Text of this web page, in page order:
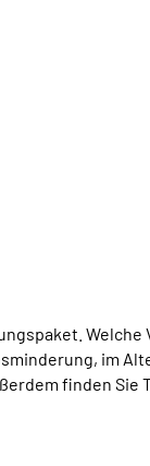
Welche
im
finden Sie